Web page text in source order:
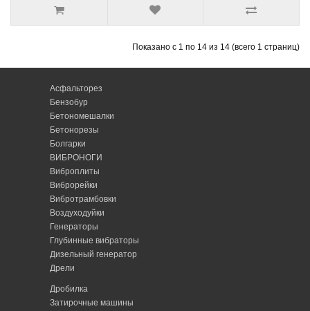
Показано с 1 по 14 из 14 (всего 1 страниц)
Асфальторез
Бензобур
Бетономешалки
Бетонорезы
Болгарки
ВИБРОНОГИ
Виброплиты
Виброрейки
Вибротрамбовки
Воздуходуйки
Генераторы
Глубинные вибраторы
Дизельный генератор
Дрели
Дробилка
Затирочные машины